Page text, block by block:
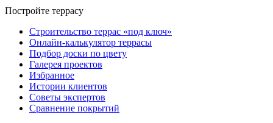
Постройте террасу
Строительство террас «под ключ»
Онлайн-калькулятор террасы
Подбор доски по цвету
Галерея проектов
Избранное
Истории клиентов
Советы экспертов
Сравнение покрытий